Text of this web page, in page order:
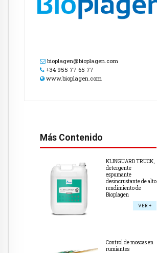
bioplagen@bioplagen.com
+34 955 77 65 77
www.bioplagen.com
Más Contenido
KLINGUARD TRUCK,
detergente
espumante
desincrustante de alto
rendimiento de
Bioplagen
VER +
Control de moscas en
rumiantes